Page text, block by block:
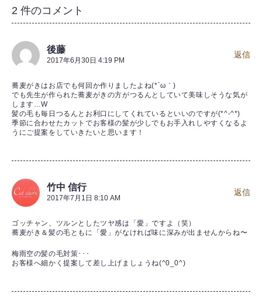
2 件のコメント
後藤
2017年6月30日 4:19 PM
蕎麦がきはお店でも何回か作りましたよね(*´ω｀)
でも先生が作られた蕎麦がきの方がつるんとしていて美味しそうな気が
します…W
髪の毛も毎日つるんとお利口にしてくれているといいのですが(*^-^*)
季節に合わせたカットでお客様の髪が少しでもお手入れしやすくなるよ
うにご提案をしていきたいと思います！
返信
竹中 信行
2017年7月1日 8:10 AM
ゴッチャン、ツルンとしたツヤ感は「愛」ですよ（笑）
蕎麦がき＆髪の毛ともに「愛」がなければ味に深みが出ませんからね〜
梅雨空の髪の毛対策･･･
お客様へ細かく提案して差し上げましょうね(^0_0^)
返信